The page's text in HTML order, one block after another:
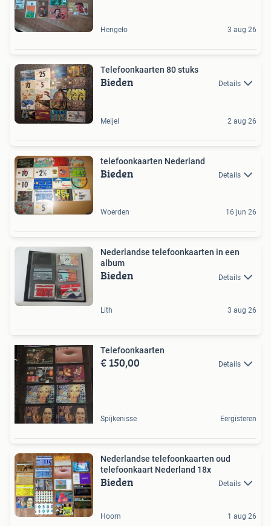
Hengelo 3 aug 26
Telefoonkaarten 80 stuks
Bieden Details
Meijel 2 aug 26
telefoonkaarten Nederland
Bieden Details
Woerden 16 jun 26
Nederlandse telefoonkaarten in een
album
Bieden Details
Lith 3 aug 26
Telefoonkaarten
€ 150,00 Details
Spijkenisse Eergisteren
Nederlandse telefoonkaarten oud
telefoonkaart Nederland 18x
Bieden Details
Hoorn 1 aug 26